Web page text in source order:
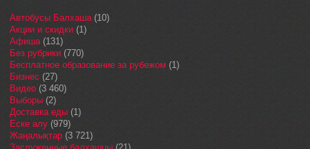
Автобусы Балхаша(10)
Акции и скидки (1)
Афиша(131)
Без рубрики (770)
Бесплатное образование за рубежом (1)
Бизнес (27)
Видео (3 460)
Выборы (2)
Доставка еды (1)
Еске алу (979)
Жаңалықтар (3 721)